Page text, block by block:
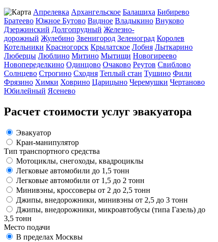
Апрелевка Архангельское Балашиха Бибирево
Братеево Южное Бутово Видное Владыкино Внуково
Дзержинский Долгопрудный Железно-
дорожный Жулебино Звенигород Зеленоград Королев
Котельники Красногорск Крылатское Лобня Лыткарино
Люберцы Люблино Митино Мытищи Новогиреево
Новопеределкино Одинцово Очаково Реутов Свиблово
Солнцево Строгино Сходня Теплый стан Тушино Фили
Фрязино Химки Ховрино Царицыно Черемушки Чертаново
Юбилейный Ясенево
Расчет стоимости услуг эвакуатора
Эвакуатор
Кран-манипулятор
Тип транспортного средства
Мотоциклы, снегоходы, квадроциклы
Легковые автомобили до 1,5 тонн
Легковые автомобили от 1,5 до 2 тонн
Минивэны, кроссоверы от 2 до 2,5 тонн
Джипы, внедорожники, минивэны от 2,5 до 3 тонн
Джипы, внедорожники, микроавтобусы (типа Газель) до
3,5 тонн
Место подачи
В пределах Москвы